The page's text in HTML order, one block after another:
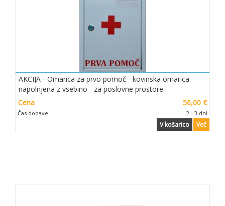
AKCIJA - Omarica za prvo pomoč - kovinska omarica
napolnjena z vsebino - za poslovne prostore
Cena
56,00 €
Čas dobave 2 - 3 dni
Več
V košarico